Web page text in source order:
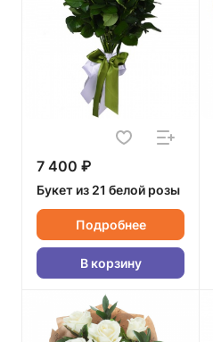
7 400 ₽
Букет из 21 белой розы
Подробнее
В корзину